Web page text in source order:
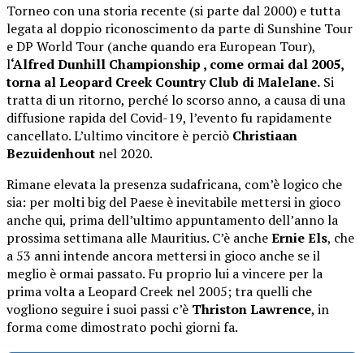
Torneo con una storia recente (si parte dal 2000) e tutta
legata al doppio riconoscimento da parte di Sunshine Tour
e DP World Tour (anche quando era European Tour),
l‘Alfred Dunhill Championship , come ormai dal 2005,
torna al Leopard Creek Country Club di Malelane. Si
tratta di un ritorno, perché lo scorso anno, a causa di una
diffusione rapida del Covid-19, l’evento fu rapidamente
cancellato. L’ultimo vincitore è perciò Christiaan
Bezuidenhout nel 2020.
Rimane elevata la presenza sudafricana, com’è logico che
sia: per molti big del Paese è inevitabile mettersi in gioco
anche qui, prima dell’ultimo appuntamento dell’anno la
prossima settimana alle Mauritius. C’è ancheErnie Els, che
a 53 anni intende ancora mettersi in gioco anche se il
meglio è ormai passato. Fu proprio lui a vincere per la
prima volta a Leopard Creek nel 2005; tra quelli che
vogliono seguire i suoi passi c’è Thriston Lawrence, in
forma come dimostrato pochi giorni fa.